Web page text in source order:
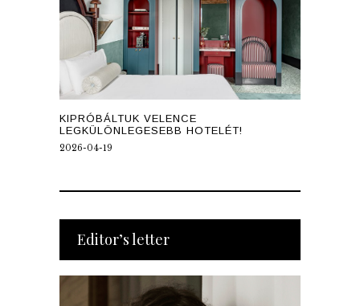
KIPRÓBÁLTUK VELENCE
LEGKÜLÖNLEGESEBB HOTELÉT!
2026-04-19
Editor’s letter